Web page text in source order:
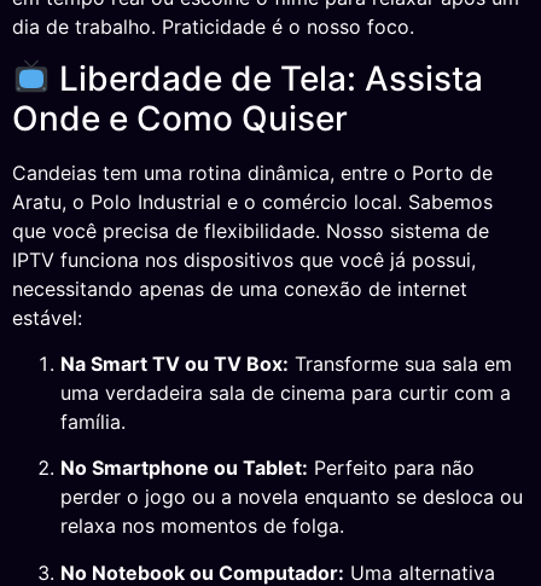
dia de trabalho. Praticidade é o nosso foco.
Liberdade de Tela: Assista
Onde e Como Quiser
Candeias tem uma rotina dinâmica, entre o Porto de
Aratu, o Polo Industrial e o comércio local. Sabemos
que você precisa de flexibilidade. Nosso sistema de
IPTV funciona nos dispositivos que você já possui,
necessitando apenas de uma conexão de internet
estável:
Na Smart TV ou TV Box: Transforme sua sala em
uma verdadeira sala de cinema para curtir com a
família.
No Smartphone ou Tablet: Perfeito para não
perder o jogo ou a novela enquanto se desloca ou
relaxa nos momentos de folga.
No Notebook ou Computador: Uma alternativa